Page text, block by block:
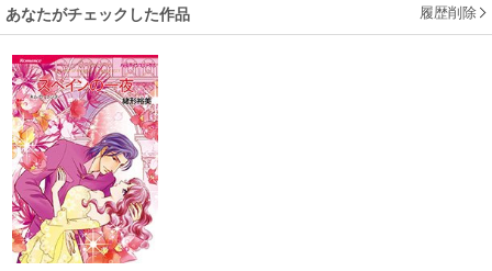
あなたがチェックした作品 履歴削除